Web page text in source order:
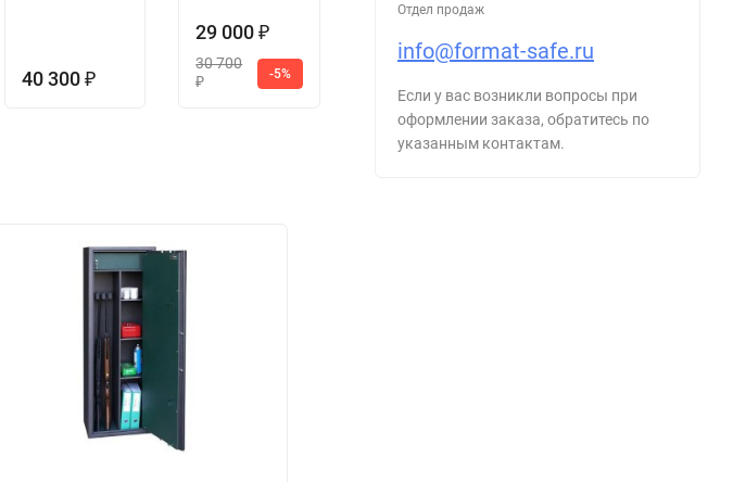
40 300 ₽
29 000₽
30 700
₽
-5%
18 645
Отдел продаж
info@format-safe.ru
Если у вас возникли вопросы при
оформлении заказа, обратитесь по
указанным контактам.